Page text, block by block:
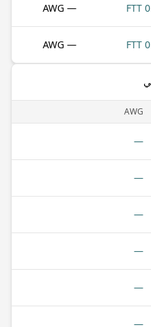
— AWG
— AWG
AWG
—
—
—
—
—
—